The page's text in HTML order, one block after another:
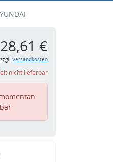
28,61 €
Versandkosten
nicht lieferbar